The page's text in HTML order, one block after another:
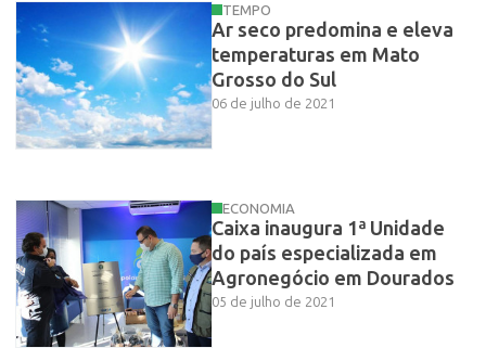
TEMPO
Ar seco predomina e eleva
temperaturas em Mato
Grosso do Sul
06 de julho de 2021
ECONOMIA
Caixa inaugura 1ª Unidade
do país especializada em
Agronegócio em Dourados
05 de julho de 2021